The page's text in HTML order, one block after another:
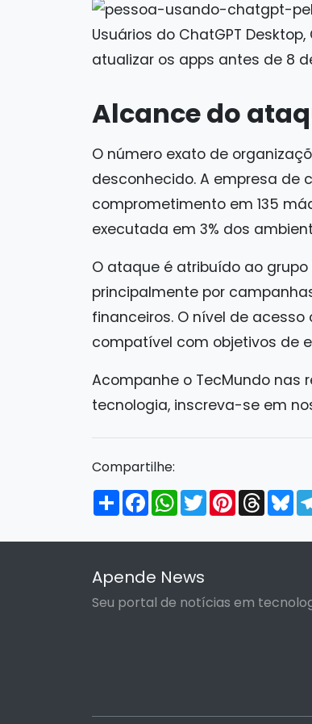
Usuários do ChatGPT
atualizar os apps antes de 8
Alcance do
O número exato de
desconhecido. A empresa de
comprometimento em 135
executada em 3% dos
O ataque é atribuído ao grupo
principalmente por
financeiros. O nível de
compatível com objetivos de
Acompanhe o TecMundo nas
tecnologia, inscreva-se em
Compartilhe:
Compartilhar
FacebookWhatsApp
TwitterPinterest
Apende News
Seu portal de notícias em